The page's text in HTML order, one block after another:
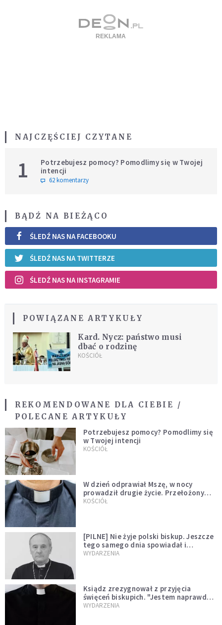
NAJCZĘŚCIEJ CZYTANE
1
Potrzebujesz pomocy? Pomodlimy się w Twojej
intencji
62 komentarzy
BĄDŹ NA BIEŻĄCO
ŚLEDŹ NAS NA FACEBOOKU
ŚLEDŹ NAS NA TWITTERZE
ŚLEDŹ NAS NA INSTAGRAMIE
POWIĄZANE ARTYKUŁY
Kard. Nycz: państwo musi
dbać o rodzinę
KOŚCIÓŁ
REKOMENDOWANE DLA CIEBIE /
POLECANE ARTYKUŁY
Potrzebujesz pomocy? Pomodlimy się
w Twojej intencji
KOŚCIÓŁ
W dzień odprawiał Mszę, w nocy
prowadził drugie życie. Przełożony
kazał mu opuścić zakon
KOŚCIÓŁ
[PILNE] Nie żyje polski biskup. Jeszcze
tego samego dnia spowiadał i
sprawował Mszę świętą
WYDARZENIA
Ksiądz zrezygnował z przyjęcia
święceń biskupich. "Jestem naprawdę
niegodny"
WYDARZENIA